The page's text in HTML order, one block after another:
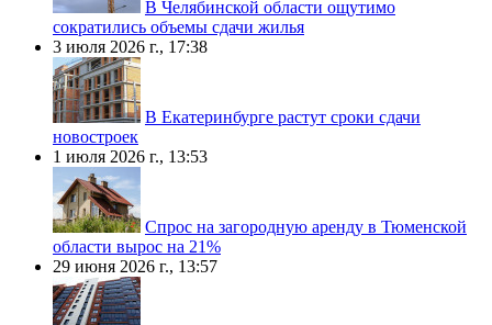
В Челябинской области ощутимо
сократились объемы сдачи жилья
3 июля 2026 г., 17:38
В Екатеринбурге растут сроки сдачи
новостроек
1 июля 2026 г., 13:53
Спрос на загородную аренду в Тюменской
области вырос на 21%
29 июня 2026 г., 13:57